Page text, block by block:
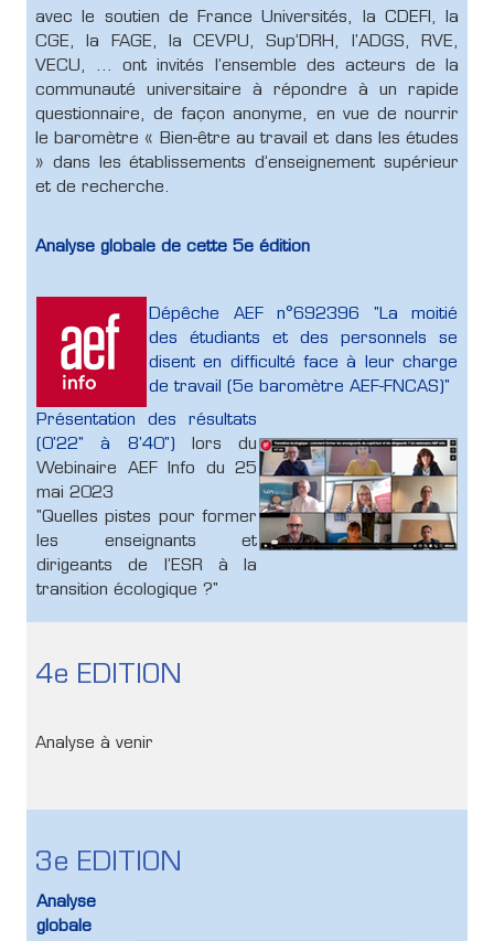
avec le soutien de France Universités, la CDEFI, la
CGE, la FAGE, la CEVPU, Sup’DRH, l'ADGS, RVE,
VECU, … ont invités l’ensemble des acteurs de la
communauté universitaire à répondre à un rapide
questionnaire, de façon anonyme, en vue de nourrir
le baromètre « Bien-être au travail et dans les études
» dans les établissements d’enseignement supérieur
et de recherche.
Analyse globale de cette 5e édition
Dépêche AEF n°692396 "La moitié
des étudiants et des personnels se
disent en difficulté face à leur charge
de travail (5e baromètre AEF-FNCAS)"
Présentation des résultats
(0'22" à 8'40")
lors du
Webinaire AEF Info du 25
mai 2023
"Quelles pistes pour former
les enseignants et
dirigeants de l’ESR à la
transition écologique ?"
4e EDITION
Analyse à venir
3e EDITION
Analyse
globale